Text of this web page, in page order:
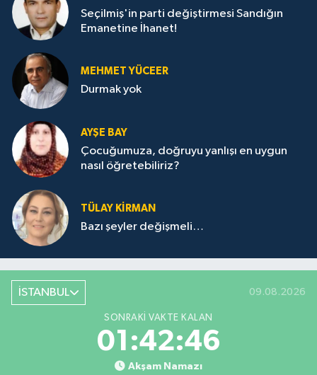
Seçilmiş'in parti değiştirmesi Sandığın
Emanetine İhanet!
MEHMET YÜCEER
Durmak yok
AYŞE BAY
Çocuğumuza, doğruyu yanlışı en uygun
nasıl öğretebiliriz?
TÜLAY KİRMAN
Bazı şeyler değişmeli…
İSTANBUL 09.08.2026
SONRAKI VAKTE KALAN
01:42:46
Akşam Namazı